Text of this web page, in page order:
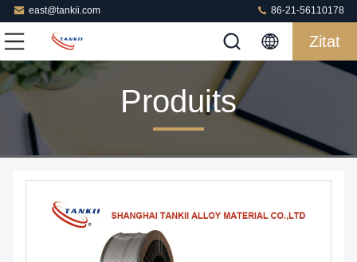
east@tankii.com 86-21-56110178
Zitat
Produits